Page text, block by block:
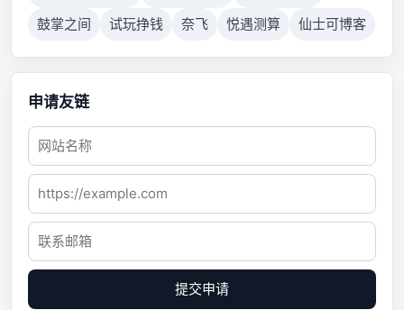
鼓掌之间
试玩挣钱 奈飞 悦遇测算 仙士可博客
申请友链
提交申请